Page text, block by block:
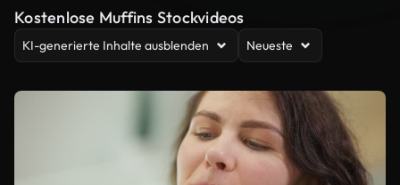
Kostenlose Muffins Stockvideos
KI-generierte Inhalte ausblenden Neueste